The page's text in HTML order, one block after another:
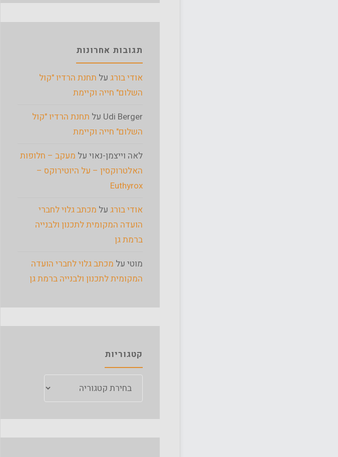
תגובות אחרונות
אודי בורג על תחנת הרדיו "קול
השלום" חייה וקיימת
Udi Berger על תחנת הרדיו "קול
השלום" חייה וקיימת
לאה וייצמן-נאוי על מעקב – חלופות
האלטרוקסין – על היוטירוקס –
Euthyrox
אודי בורג על מכתב גלוי לחברי
הועדה המקומית לתכנון ולבנייה
ברמת גן
מוטי על מכתב גלוי לחברי הועדה
המקומית לתכנון ולבנייה ברמת גן
קטגוריות